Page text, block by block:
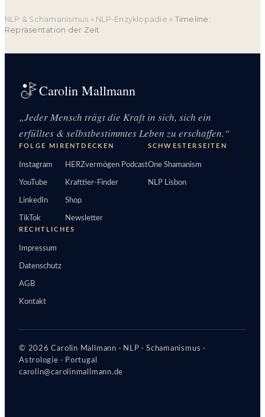
NLP & Schamanismus » NLP-Enzyklopädie » Timeline:
Repräsentation der Zeit
Carolin Mallmann
„Jeder Mensch trägt die Kraft in sich, sich ein
erfülltes & selbstbestimmtes Leben zu erschaffen.“
FOLGE MIR
Instagram
YouTube
LinkedIn
TikTok
ENTDECKEN
HERZvermögen Podcast
Krafttier-Finder
Shop
Newsletter
SCHWESTERSEITEN
One Shamanism
NLP Lisbon
RECHTLICHES
Impressum
Datenschutz
AGB
Kontakt
© 2026 Carolin Mallmann · NLP · Schamanismus ·
Astrologie · Portugal
carolin@carolinmallmann.de